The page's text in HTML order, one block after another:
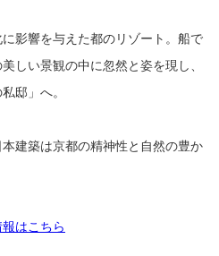
影響を与えた都のリゾート。船で
しい景観の中に忽然と姿を現し、
邸」へ。
建築は京都の精神性と自然の豊か
はこちら